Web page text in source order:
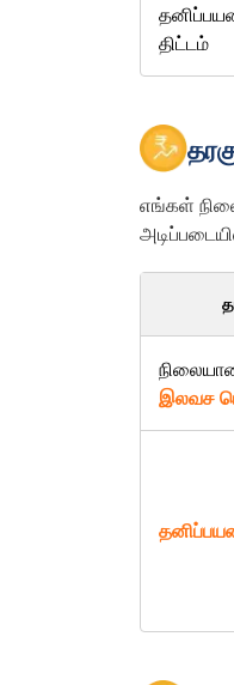
திட்டம்
எங்கள்
இலவச